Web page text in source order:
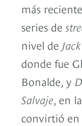
más
series de
nivel de
donde fue
Bonalde, y
Salvaje, en
convirtió en